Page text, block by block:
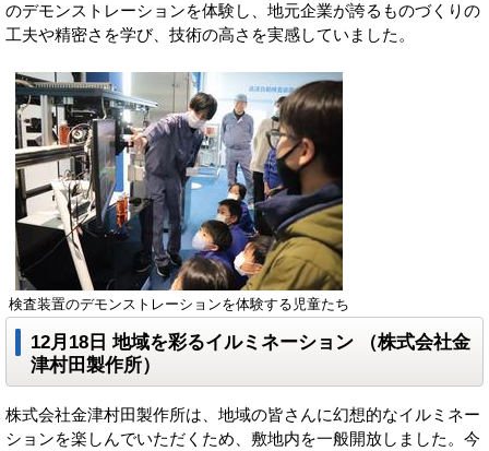
のデモンストレーションを体験し、地元企業が誇るものづくりの
工夫や精密さを学び、技術の高さを実感していました。
検査装置のデモンストレーションを体験する児童たち
12月18日地域を彩るイルミネーション
（株式会社金
津村田製作所）
株式会社金津村田製作所は、地域の皆さんに幻想的なイルミネー
ションを楽しんでいただくため、敷地内を一般開放しました。今